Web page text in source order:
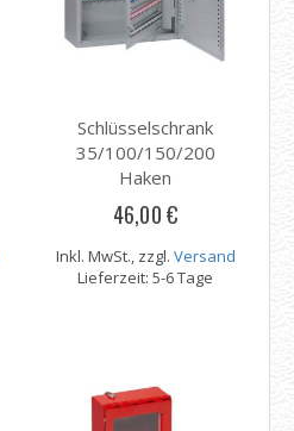
Schlüsselschrank
35/100/150/200
Haken
46,00 €
Inkl. MwSt., zzgl. Versand
Lieferzeit: 5-6 Tage